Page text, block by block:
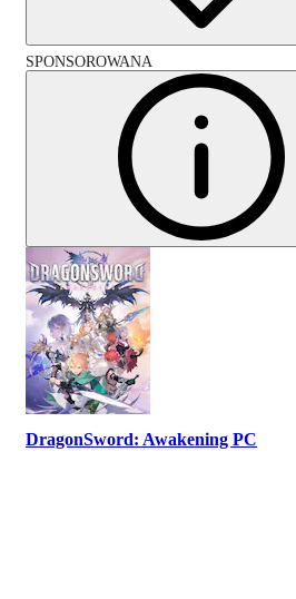
SPONSOROWANA
DragonSword: Awakening PC